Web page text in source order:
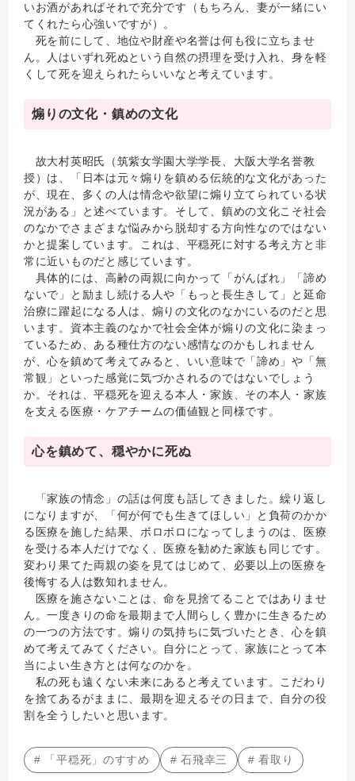
いお酒があればそれで充分です（もちろん、妻が一緒にい
てくれたら心強いですが）。
死を前にして、地位や財産や名誉は何も役に立ちませ
ん。人はいずれ死ぬという自然の摂理を受け入れ、身を軽
くして死を迎えられたらいいなと考えています。
煽りの文化・鎮めの文化
故大村英昭氏（筑紫女学園大学学長、大阪大学名誉教
授）は、「日本は元々煽りを鎮める伝統的な文化があった
が、現在、多くの人は情念や欲望に煽り立てられている状
況がある」と述べています。そして、鎮めの文化こそ社会
のなかでさまざまな悩みから脱却する方向性なのではない
かと提案しています。これは、平穏死に対する考え方と非
常に近いものだと感じています。
具体的には、高齢の両親に向かって「がんばれ」「諦め
ないで」と励まし続ける人や「もっと長生きして」と延命
治療に躍起になる人は、煽りの文化のなかにいるのだと思
います。資本主義のなかで社会全体が煽りの文化に染まっ
ているため、ある種仕方のない感情なのかもしれません
が、心を鎮めて考えてみると、いい意味で「諦め」や「無
常観」といった感覚に気づかされるのではないでしょう
か。それは、平穏死を迎える本人・家族、その本人・家族
を支える医療・ケアチームの価値観と同様です。
心を鎮めて、穏やかに死ぬ
「家族の情念」の話は何度も話してきました。繰り返し
になりますが、「何が何でも生きてほしい」と負荷のかか
る医療を施した結果、ボロボロになってしまうのは、医療
を受ける本人だけでなく、医療を勧めた家族も同じです。
変わり果てた両親の姿を見てはじめて、必要以上の医療を
後悔する人は数知れません。
医療を施さないことは、命を見捨てることではありませ
ん。一度きりの命を最期まで人間らしく豊かに生きるため
の一つの方法です。煽りの気持ちに気づいたとき、心を鎮
めて考えてみてください。自分にとって、家族にとって本
当によい生き方とは何なのかを。
私の死も遠くない未来にあると考えています。こだわり
を捨てあるがままに、最期を迎えるその日まで、自分の役
割を全うしたいと思います。
# 「平穏死」のすすめ # 石飛幸三 # 看取り